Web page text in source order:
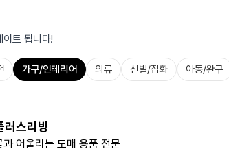
트 됩니다!
가구/인테리어 의류 신발/잡화 아동/완구
러스리빙
과 어울리는 도매 용품 전문